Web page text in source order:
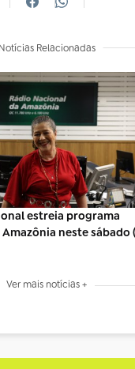
Notícias Relacionadas
estreia programa
neste sábado
Ver mais notícias +